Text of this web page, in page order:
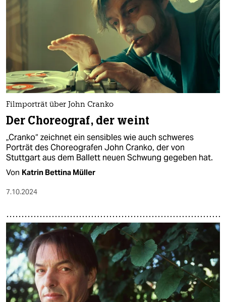
Filmporträt über John Cranko
Der Choreograf, der weint
„Cranko“ zeichnet ein sensibles wie auch schweres
Porträt des Choreografen John Cranko, der von
Stuttgart aus dem Ballett neuen Schwung gegeben hat.
Von Katrin Bettina Müller
7.10.2024